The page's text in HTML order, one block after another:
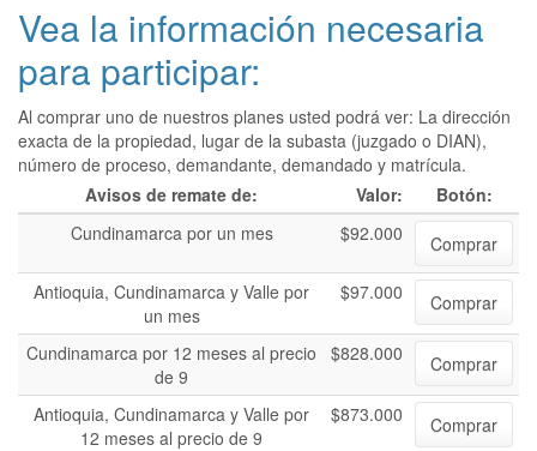
Vea la información necesaria
para participar:
Al comprar uno de nuestros planes usted podrá ver: La dirección
exacta de la propiedad, lugar de la subasta (juzgado o DIAN),
número de proceso, demandante, demandado y matrícula.
Avisos de remate de:
Valor:
Botón:
Cundinamarca por un mes
$92.000
Comprar
Antioquia, Cundinamarca y Valle por
un mes
$97.000 Comprar
Cundinamarca por 12 meses al precio
de 9
$828.000 Comprar
Antioquia, Cundinamarca y Valle por
12 meses al precio de 9
$873.000 Comprar